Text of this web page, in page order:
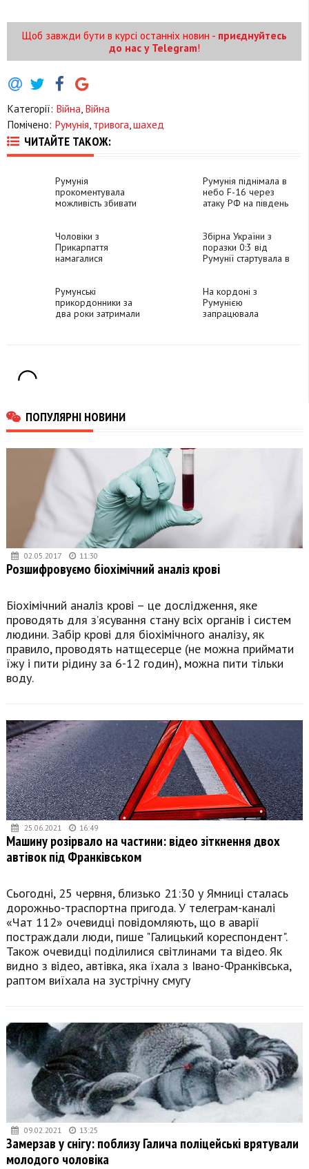
Щоб завжди бути в курсі останніх новин - приєднуйтесь
до нас у Telegram!
Категорії: Війна Війна
Помічено: Румунія тривога шахед
ЧИТАЙТЕ ТАКОЖ:
Румунія
прокоментувала
можливість збивати
Румунія піднімала в
небо F-16 через
атаку РФ на південь
Чоловіки з
Прикарпаття
намагалися
Румунії
Збірна України з
поразки 0:3 від
Румунії стартувала в
Румунські
прикордонники за
два роки затримали
На кордоні з
Румунією
запрацювала
ПОПУЛЯРНІ НОВИНИ
02.05.2017 11:30
Розшифровуємо біохімічний аналіз крові
Біохімічний аналіз крові – це дослідження, яке
проводять для з’ясування стану всіх органів і систем
людини. Забір крові для біохімічного аналізу, як
правило, проводять натщесерце (не можна приймати
їжу і пити рідину за 6-12 годин), можна пити тільки
воду.
25.06.2021 16:49
Машину розірвало на частини: відео зіткнення двох
автівок під Франківськом
Сьогодні, 25 червня, близько 21:30 у Ямниці сталась
дорожньо-траспортна пригода. У телеграм-каналі
«Чат 112» очевидці повідомляють, що в аварії
постраждали люди, пише "Галицький кореспондент".
Також очевидці поділилися світлинами та відео. Як
видно з відео, автівка, яка їхала з Івано-Франківська,
раптом виїхала на зустрічну смугу
09.02.2021 13:25
Замерзав у снігу: поблизу Галича поліцейські врятували
молодого чоловіка